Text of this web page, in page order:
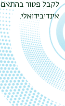
לקבל פטור בהתאם
אינדיבידואלי.